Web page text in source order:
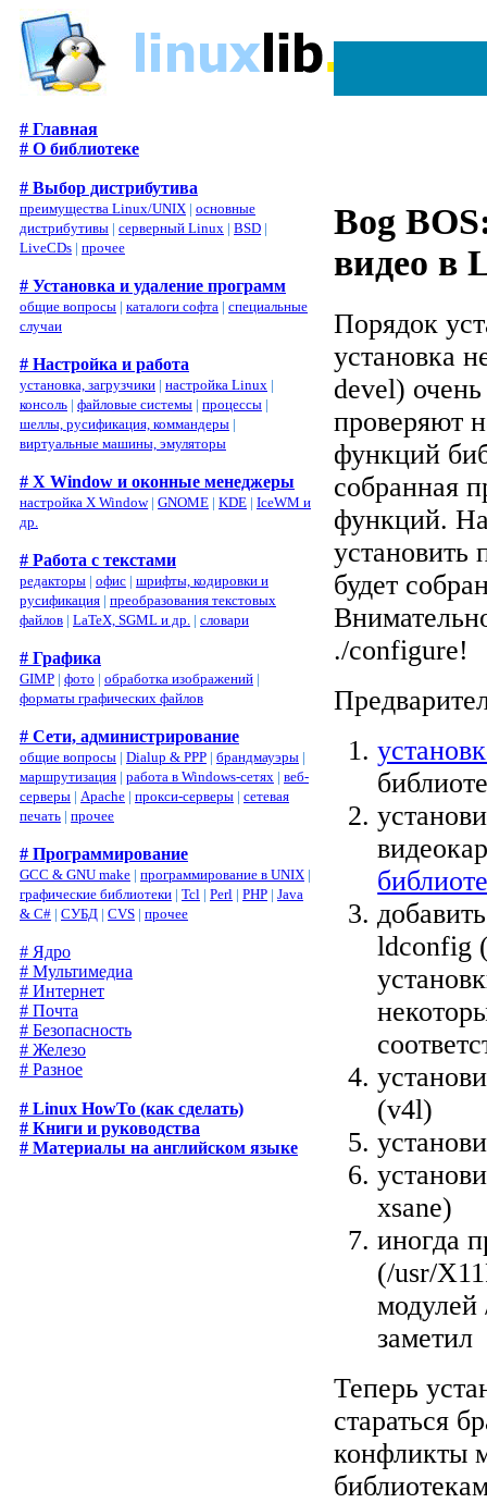
# Главная
# О библиотеке
# Выбор дистрибутива
преимущества Linux/UNIX | основные
дистрибутивы | серверный Linux | BSD |
LiveCDs | прочее
# Установка и удаление программ
общие вопросы | каталоги софта | специальные
случаи
# Настройка и работа
установка, загрузчики | настройка Linux |
консоль | файловые системы | процессы |
шеллы, русификация, коммандеры |
виртуальные машины, эмуляторы
# X Window и оконные менеджеры
настройка X Window| GNOME | KDE | IceWM и
др.
# Работа с текстами
редакторы | офис | шрифты, кодировки и
русификация | преобразования текстовых
файлов | LaTeX, SGML и др. | словари
# Графика
GIMP | фото | обработка изображений |
форматы графических файлов
# Сети, администрирование
общие вопросы | Dialup & PPP | брандмауэры |
маршрутизация | работа в Windows-сетях | веб-
серверы | Apache | прокси-серверы | сетевая
печать | прочее
# Программирование
GCC & GNU make | программирование в UNIX |
графические библиотеки | Tcl | Perl | PHP | Java
& C# | СУБД | CVS | прочее
# Ядро
# Мультимедиа
# Интернет
# Почта
# Безопасность
# Железо
# Разное
# Linux HowTo (как сделать)
# Книги и руководства
# Материалы на английском языке
Bog
видео в
Порядок
установка
devel)
проверяют
функций
собранная
функций.
установить
будет
./configure!
ldconfig
(v4l)
xsane)
иногда
(/usr/
заметил
Теперь
стараться
конфликты